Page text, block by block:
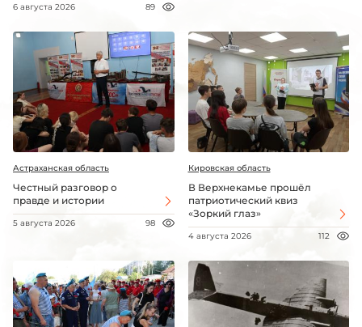
6 августа 2026 89
Астраханская область
Честный разговор о
правде и истории
5 августа 2026 98
Кировская область
В Верхнекамье прошёл
патриотический квиз
«Зоркий глаз»
4 августа 2026 112